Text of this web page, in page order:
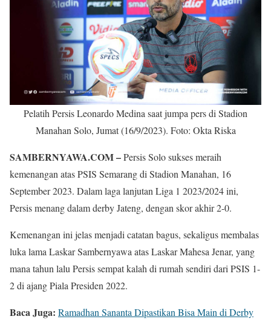
Pelatih Persis Leonardo Medina saat jumpa pers di Stadion
Manahan Solo, Jumat (16/9/2023). Foto: Okta Riska
SAMBERNYAWA.COM –Persis Solo sukses meraih
kemenangan atas PSIS Semarang di Stadion Manahan, 16
September 2023. Dalam laga lanjutan Liga 1 2023/2024 ini,
Persis menang dalam derby Jateng, dengan skor akhir 2-0.
Kemenangan ini jelas menjadi catatan bagus, sekaligus membalas
luka lama Laskar Sambernyawa atas Laskar Mahesa Jenar, yang
mana tahun lalu Persis sempat kalah di rumah sendiri dari PSIS 1-
2 di ajang Piala Presiden 2022.
Baca Juga: Ramadhan Sananta Dipastikan Bisa Main di Derby